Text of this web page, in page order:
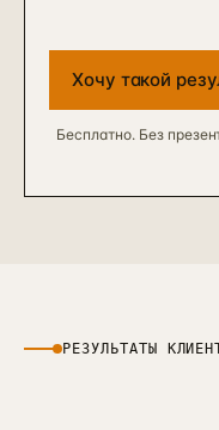
Хочу такой
Бесплатно. Без
РЕЗУЛЬТАТЫ